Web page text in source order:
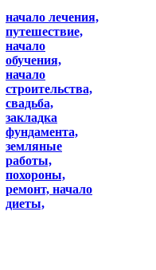
начало лечения,
путешествие,
начало
обучения,
начало
строительства,
свадьба,
закладка
фундамента,
земляные
работы,
похороны,
ремонт, начало
диеты,